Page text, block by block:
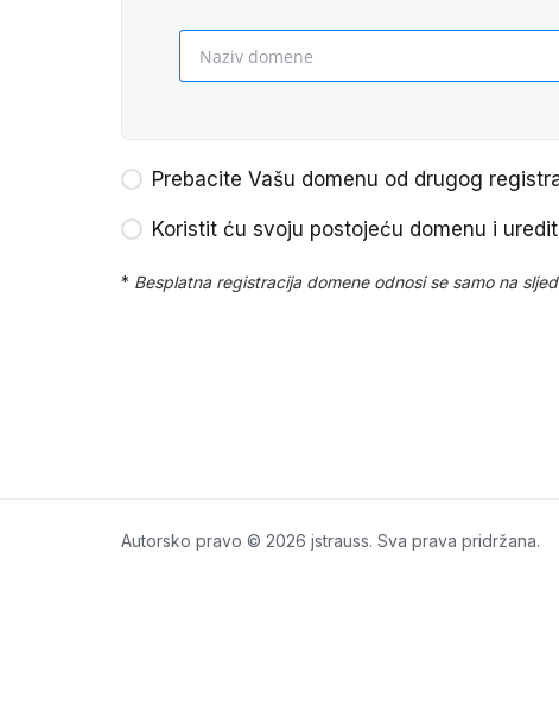
Prebacite Vašu domenu od drugog
Koristit ću svoju postojeću domenu i
* Besplatna registracija domene odnosi se samo na
Autorsko pravo © 2026 jstrauss. Sva prava pridržana.